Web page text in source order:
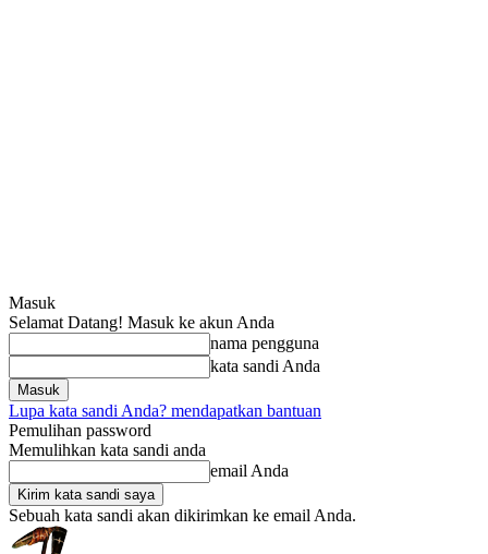
Masuk
Selamat Datang! Masuk ke akun Anda
nama pengguna
kata sandi Anda
Lupa kata sandi Anda? mendapatkan bantuan
Pemulihan password
Memulihkan kata sandi anda
email Anda
Sebuah kata sandi akan dikirimkan ke email Anda.